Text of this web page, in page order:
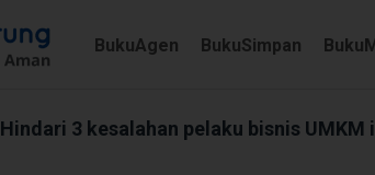
BukuAgen BukuSimpan
Hindari 3 kesalahan pelaku bisnis UMKM